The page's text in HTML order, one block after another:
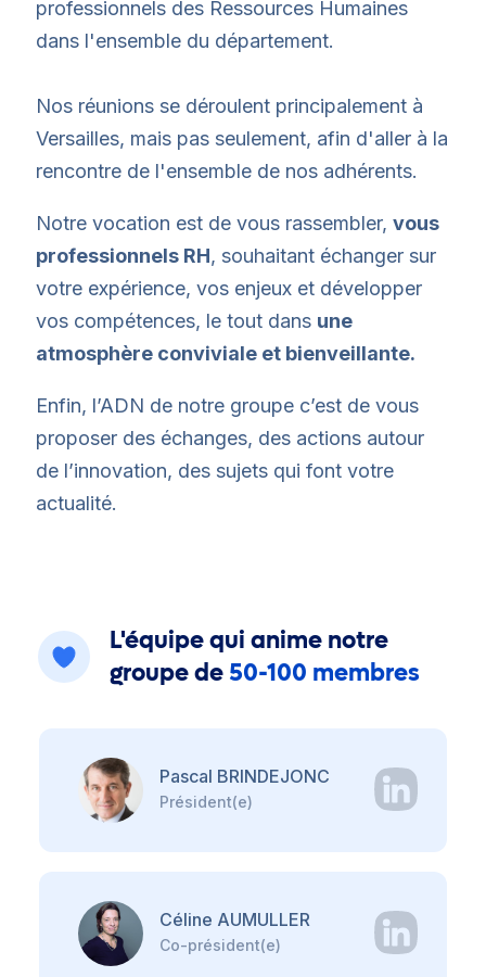
professionnels des Ressources Humaines
dans l'ensemble du département.
Nos réunions se déroulent principalement à
Versailles, mais pas seulement, afin d'aller à la
rencontre de l'ensemble de nos adhérents.
Notre vocation est de vous rassembler, vous
professionnels RH, souhaitant échanger sur
votre expérience, vos enjeux et développer
vos compétences, le tout dans une
atmosphère conviviale et bienveillante.
Enfin, l’ADN de notre groupe c’est de vous
proposer des échanges, des actions autour
de l’innovation, des sujets qui font votre
actualité.
L'équipe qui anime notre
groupe de 50-100 membres
Pascal BRINDEJONC
Président(e)
Céline AUMULLER
Co-président(e)